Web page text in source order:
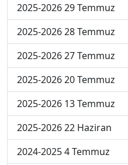
2025-2026 29 Temmuz
2025-2026 28 Temmuz
2025-2026 27 Temmuz
2025-2026 20 Temmuz
2025-2026 13 Temmuz
2025-2026 22 Haziran
2024-2025 4 Temmuz